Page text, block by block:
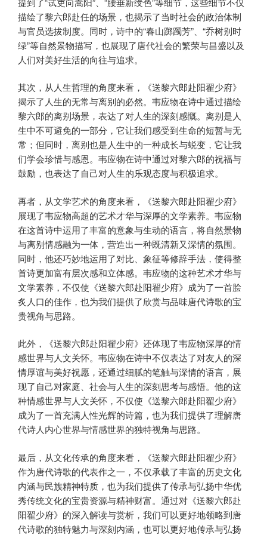
描绘了黎六郎赴任的场景，也揭示了当时社会的政治体制
与官员选拔制度。同时，诗中的“春山踯躅芳”、“乔树别时
绿”等自然景物描写，也展现了唐代社会的繁荣与昌盛以及
人们对美好生活的向往与追求。
其次，从人生哲理的角度来看，《送黎六郎赴阳翟少府》
揭示了人生的无常与离别的必然。韦应物在诗中通过描绘
黎六郎的离别场景，表达了对人生的深刻感慨。离别是人
生中不可避免的一部分，它让我们感受到生命的短暂与无
常；但同时，离别也是人生中的一种成长与蜕变，它让我
们学会珍惜与感恩。韦应物在诗中通过对黎六郎的祝福与
鼓励，也表达了自己对人生的乐观态度与积极追求。
再者，从文学艺术的角度来看，《送黎六郎赴阳翟少府》
展现了韦应物高超的艺术才华与深厚的文学素养。韦应物
在这首诗中运用了丰富的意象与生动的语言，将自然景物
与离别情感融为一体，营造出一种既清新又深情的氛围。
同时，他还巧妙地运用了对比、象征等修辞手法，使得整
首诗更加富有层次感和立体感。韦应物的这种艺术才华与
文学素养，不仅使《送黎六郎赴阳翟少府》成为了一首脍
炙人口的佳作，也为我们提供了欣赏与品味唐代诗歌的宝
贵视角与思路。
此外，《送黎六郎赴阳翟少府》还体现了韦应物深厚的情
感世界与人文关怀。韦应物在诗中不仅表达了对友人的深
情厚谊与美好祝愿，还通过细腻的笔触与深情的语言，展
现了自己对家庭、社会与人生的深刻思考与感悟。他的这
种情感世界与人文关怀，不仅使《送黎六郎赴阳翟少府》
成为了一首充满人性光辉的诗篇，也为我们提供了理解唐
代诗人内心世界与情感世界的独特视角与思路。
最后，从文化传承的角度来看，《送黎六郎赴阳翟少府》
作为唐代诗歌的代表作之一，不仅承载了丰富的历史文化
内涵与民族精神特质，也为我们提供了传承与弘扬中华优
秀传统文化的宝贵资源与精神财富。通过对《送黎六郎赴
阳翟少府》的深入解读与赏析，我们可以更好地领略到唐
代诗歌的独特魅力与深刻内涵，也可以更好地传承与弘扬